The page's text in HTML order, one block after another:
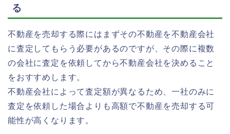
る
不動産を売却する際にはまずその不動産を不動産会社
に査定してもらう必要があるのですが、その際に複数
の会社に査定を依頼してから不動産会社を決めること
をおすすめします。
不動産会社によって査定額が異なるため、一社のみに
査定を依頼した場合よりも高額で不動産を売却する可
能性が高くなります。